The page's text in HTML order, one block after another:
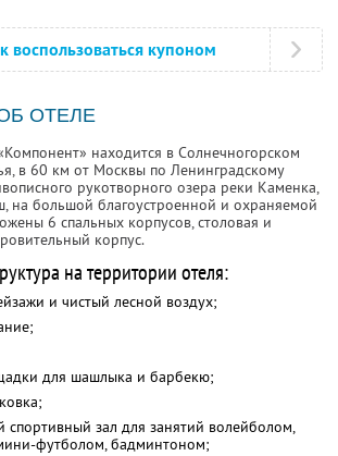
воспользоваться купоном
ОТЕЛЕ
находится в Солнечногорском
в 60 км от Москвы по Ленинградскому
рукотворного озера реки Каменка,
на большой благоустроенной и охраняемой
6 спальных корпусов, столовая и
корпус.
на территории отеля:
и чистый лесной воздух;
для шашлыка и барбекю;
спортивный зал для занятий волейболом,
футболом, бадминтоном;